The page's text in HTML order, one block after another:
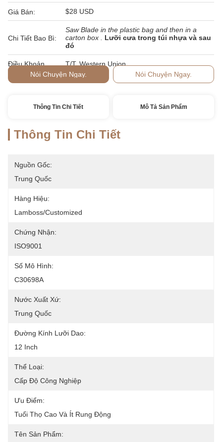
Giá Bán: $28 USD
Chi Tiết Bao Bì:
Saw Blade in the plastic bag and then in a
carton box .
Lưỡi cưa trong túi nhựa và sau
đó
Điều Khoản
Thanh Toán:
T/T, Western Union
Nói Chuyện Ngay.
Nói Chuyện Ngay.
Thông Tin Chi Tiết Mô Tả Sản Phẩm
Thông Tin Chi Tiết
Nguồn Gốc:
Trung Quốc
Hàng Hiệu:
Lamboss/Customized
Chứng Nhận:
ISO9001
Số Mô Hình:
C30698A
Nước Xuất Xứ:
Trung Quốc
Đường Kính Lưỡi Dao:
12 Inch
Thể Loại:
Cấp Độ Công Nghiệp
Ưu Điểm:
Tuổi Thọ Cao Và Ít Rung Động
Tên Sản Phẩm: